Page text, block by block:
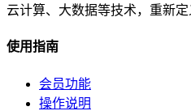
云计算、大数据等技术，重新定
使用指南
会员功能
操作说明